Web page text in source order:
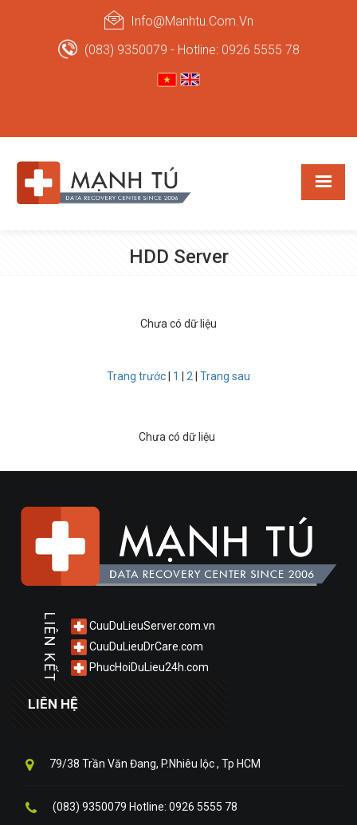
Info@manhtu.com.vn
(083) 9350079 - Hotline: 0926 5555 78
HDD Server
Chưa có dữ liệu
Trang trước 1 2 Trang sau
Chưa có dữ liệu
LIÊN KẾT
CuuDuLieuServer.com.vn
CuuDuLieuDrCare.com
PhucHoiDuLieu24h.com
LIÊN HỆ
79/38 Trần Văn Đang, P.Nhiêu lộc , Tp HCM
(083) 9350079 Hotline: 0926 5555 78